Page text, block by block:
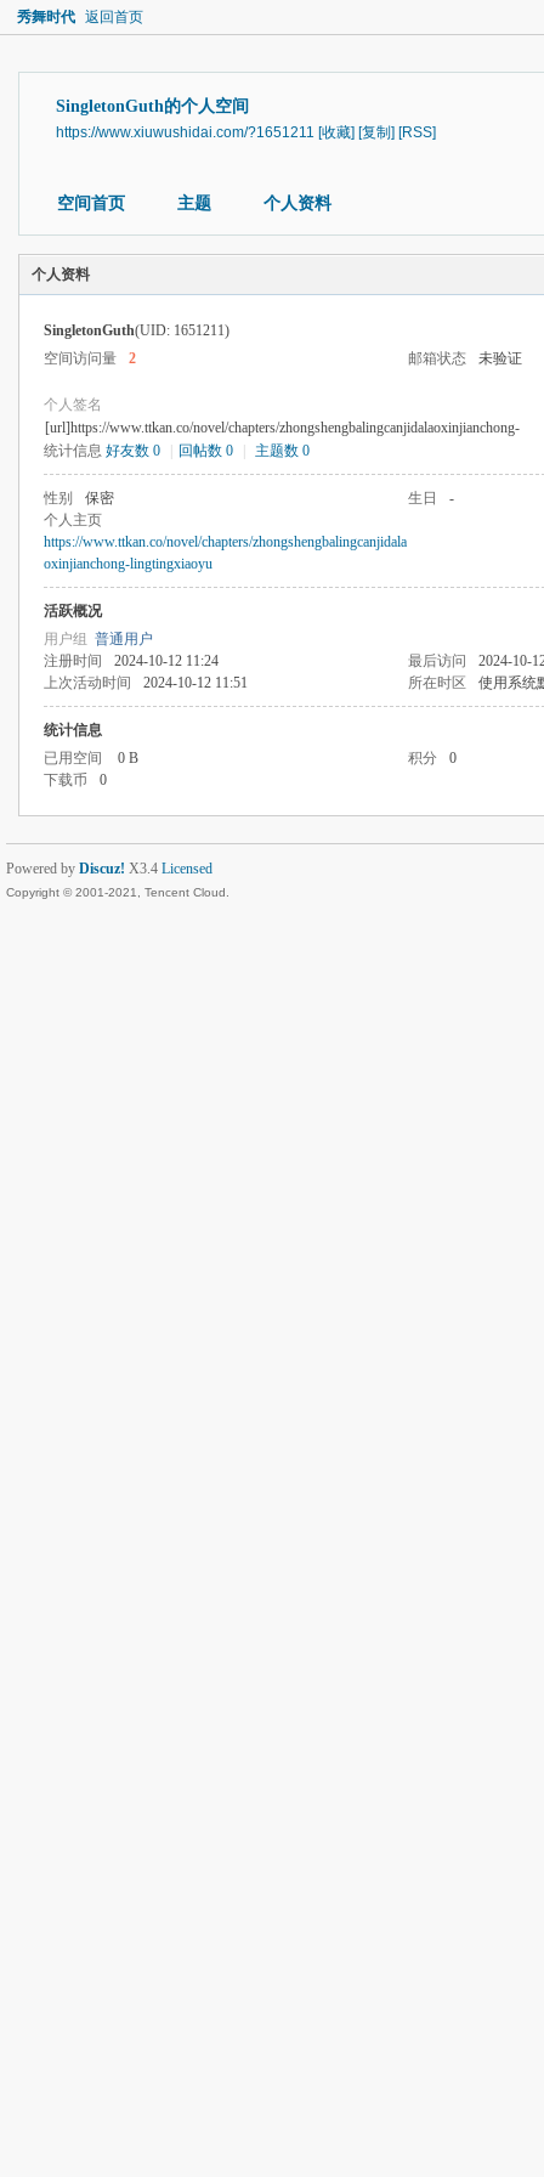
秀舞时代 返回首页
SingletonGuth的个人空间
https://www.xiuwushidai.com/?1651211 [收藏] [复制] [RSS]
空间首页 主题 个人资料
个人资料
SingletonGuth(UID: 1651211)
空间访问量
2 邮箱状态 未验证
个人签名
[url]https://www.ttkan.co/novel/chapters/zhongshengbalingcanjidalaoxinjianchong-
统计信息 好友数 0 回帖数 0 主题数 0
性别 保密 生日
-
个人主页
https://www.ttkan.co/novel/chapters/zhongshengbalingcanjidala
oxinjianchong-lingtingxiaoyu
活跃概况
用户组 普通用户
注册时间
2024-10-12 11:24 最后访问
2024-10-
上次活动时间
2024-10-12 11:51 所在时区 使用系统
统计信息
已用空间
0 B 积分
0
下载币
0
Powered by Discuz! X3.4 Licensed
Copyright © 2001-2021, Tencent Cloud.